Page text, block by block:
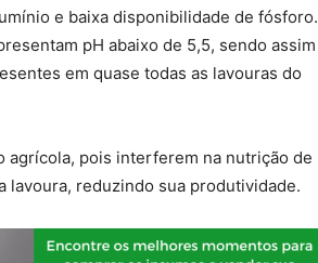
e baixa disponibilidade de fósforo.
pH abaixo de 5,5, sendo assim
em quase todas as lavouras do
agrícola, pois interferem na nutrição de
reduzindo sua produtividade.